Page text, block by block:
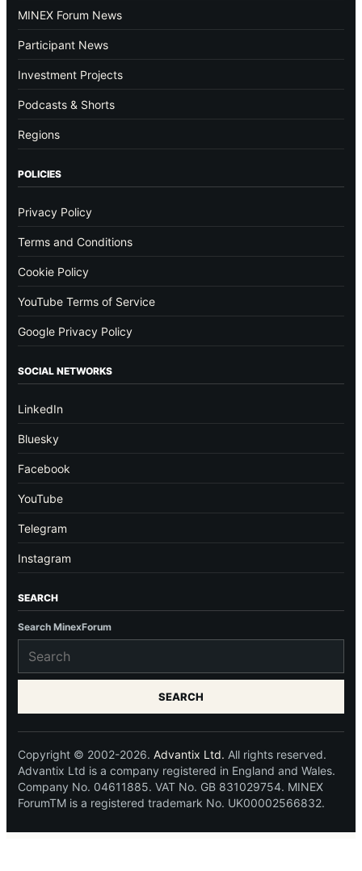
MINEX Forum News
Participant News
Investment Projects
Podcasts & Shorts
Regions
POLICIES
Privacy Policy
Terms and Conditions
Cookie Policy
YouTube Terms of Service
Google Privacy Policy
SOCIAL NETWORKS
LinkedIn
Bluesky
Facebook
YouTube
Telegram
Instagram
SEARCH
Search MinexForum
SEARCH
Copyright © 2002-2026. Advantix Ltd. All rights reserved.
Advantix Ltd is a company registered in England and Wales.
Company No. 04611885. VAT No. GB 831029754. MINEX
ForumTM is a registered trademark No. UK00002566832.